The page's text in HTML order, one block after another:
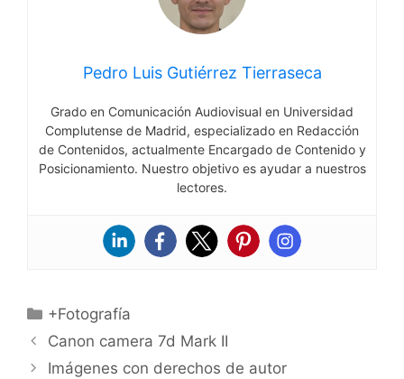
Pedro Luis Gutiérrez Tierraseca
Grado en Comunicación Audiovisual en Universidad
Complutense de Madrid, especializado en Redacción
de Contenidos, actualmente Encargado de Contenido y
Posicionamiento. Nuestro objetivo es ayudar a nuestros
lectores.
Categorías
+Fotografía
Canon camera 7d Mark II
Imágenes con derechos de autor